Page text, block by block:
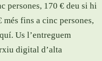
persones, 170 € deu si hi
més fins a cinc persones,
Us l’entreguem
digital d’alta